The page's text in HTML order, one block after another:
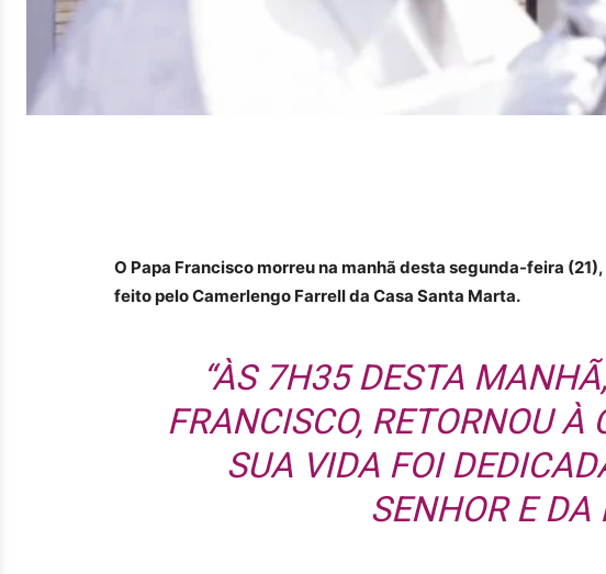
O Papa Francisco morreu na manhã desta segunda-feira
feito pelo Camerlengo Farrell da Casa Santa Marta.
“ÀS 7H35 DESTA
FRANCISCO, RETORNOU À
SUA VIDA FOI
SENHOR E DA